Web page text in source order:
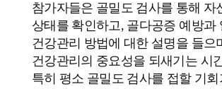
참가자들은 골밀도 검사를 통해 자
상태를 확인하고, 골다공증 예방과
건강관리 방법에 대한 설명을 들으
건강관리의 중요성을 되새기는 시
특히 평소 골밀도 검사를 접할 기회